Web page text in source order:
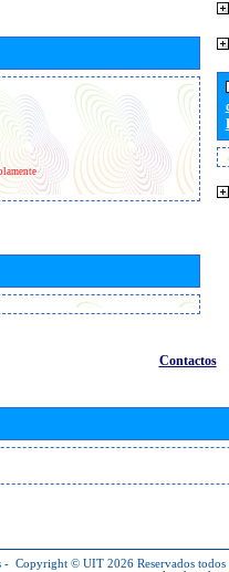
Contactos
- Copyright © UIT 2026 Reservados todos